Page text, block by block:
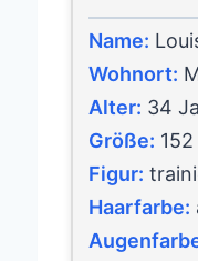
Name:
Wohnort:
Alter: 34
Größe:
Figur:
Haarfarbe: